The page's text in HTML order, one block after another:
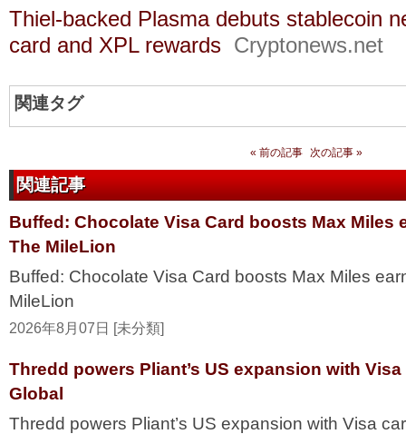
Thiel-backed Plasma debuts stablecoin
card and XPL rewards Cryptonews.net
関連タグ
« 前の記事 次の記事 »
関連記事
Buffed: Chocolate Visa Card boosts Max Miles
The MileLion
Buffed: Chocolate Visa Card boosts Max Miles
MileLion
2026年8月07日 [未分類]
Thredd powers Pliant’s US expansion with
Global
Thredd powers Pliant’s US expansion with Visa